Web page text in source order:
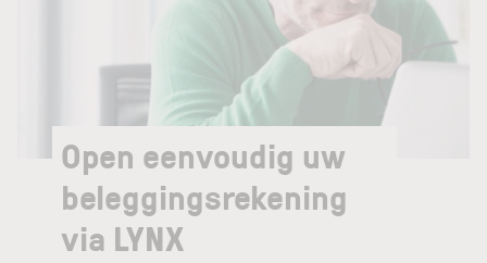
Open eenvoudig uw
beleggingsrekening
via LYNX